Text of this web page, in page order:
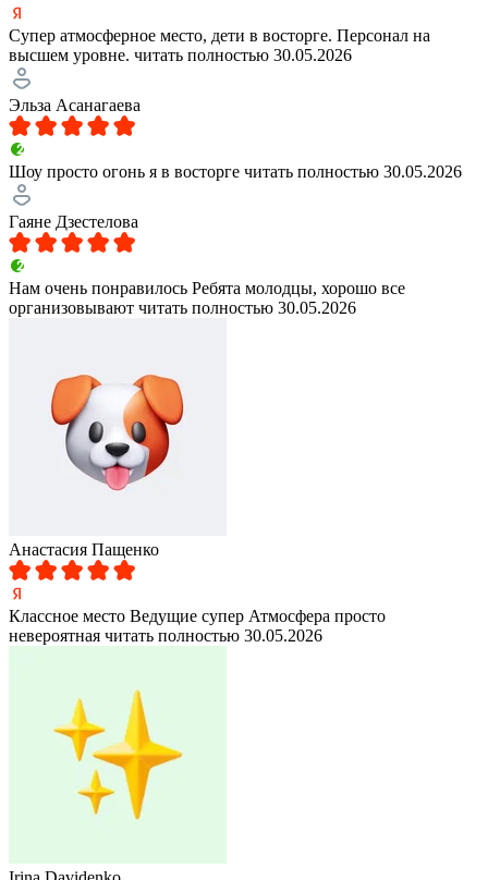
Супер атмосферное место, дети в восторге. Персонал на
высшем уровне. читать полностью 30.05.2026
Эльза Асанагаева
Шоу просто огонь я в восторге читать полностью 30.05.2026
Гаяне Дзестелова
Нам очень понравилось Ребята молодцы, хорошо все
организовывают читать полностью 30.05.2026
Анастасия Пащенко
Классное место Ведущие супер Атмосфера просто
невероятная читать полностью 30.05.2026